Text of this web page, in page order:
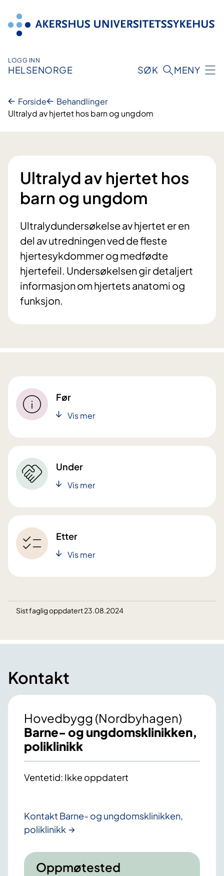
innhold
LOGG INN
HELSENORGE SØK MENY
Forside
Behandlinger
Ultralyd av hjertet hos barn og ungdom
Ultralyd av hjertet hos
barn og ungdom
Ultralydundersøkelse av hjertet er en
del av utredningen ved de fleste
hjertesykdommer og medfødte
hjertefeil. Undersøkelsen gir detaljert
informasjon om hjertets anatomi og
funksjon.
Før
Vis mer
Under
Vis mer
Etter
Vis mer
Sist faglig oppdatert 23.08.2024
Kontakt
Hovedbygg (Nordbyhagen)
Barne- og ungdomsklinikken,
poliklinikk
Ventetid: Ikke oppdatert
Kontakt Barne- og ungdomsklinikken,
poliklinikk
Oppmøtested